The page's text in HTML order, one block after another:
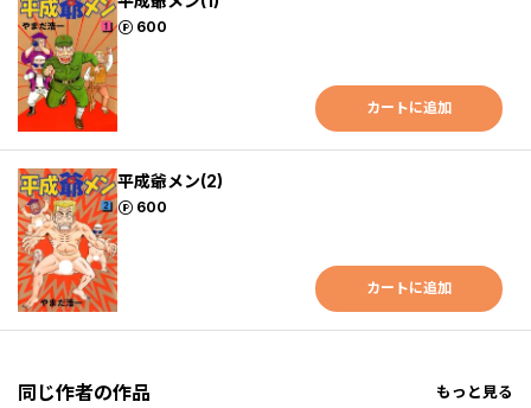
600
ポイント
カートに追加
平成爺メン(2)
600
ポイント
カートに追加
同じ作者の作品 もっと見る